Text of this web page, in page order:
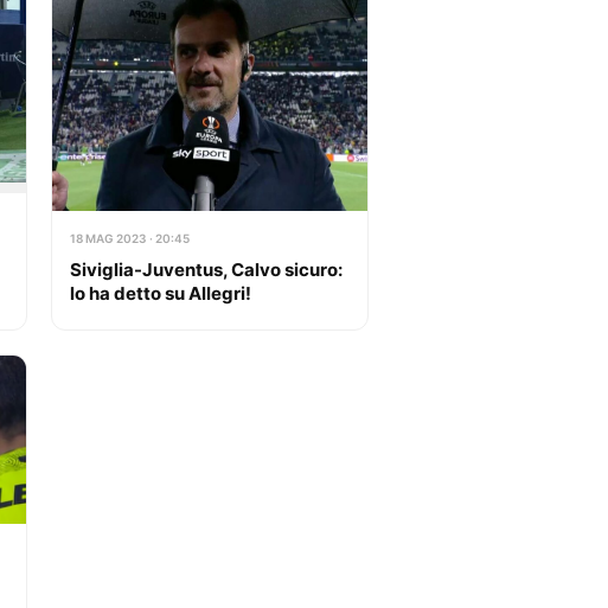
18 MAG 2023 · 20:45
Siviglia-Juventus, Calvo sicuro:
lo ha detto su Allegri!